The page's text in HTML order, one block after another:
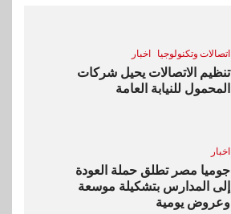
اتصالات وتكنولوجيا اخبار
تنظيم الاتصالات يحيل شركات
المحمول للنيابة العامة
اخبار
جوميا مصر تطلق حملة العودة
إلى المدارس بتشكيلة موسعة
وعروض يومية